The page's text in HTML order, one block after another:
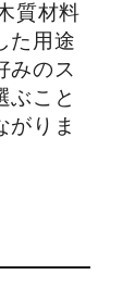
質材料
た用途
みのス
ぶこと
がりま